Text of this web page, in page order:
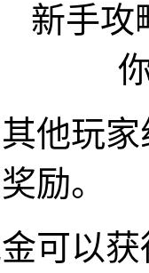
他玩
励。
可以